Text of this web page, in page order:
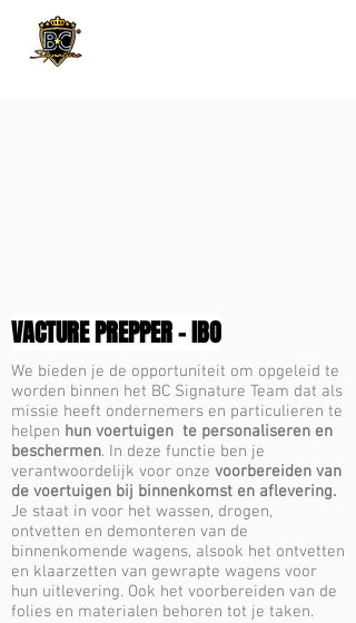
VACTURE PREPPER - IBO
We bieden je de opportuniteit om opgeleid te
worden binnen het BC Signature Team dat als
missie heeft ondernemers en particulieren te
helpen hun voertuigen te personaliseren en
beschermen. In deze functie ben je
verantwoordelijk voor onze voorbereiden van
de voertuigen bij binnenkomst en aflevering.
Je staat in voor het wassen, drogen,
ontvetten en demonteren van de
binnenkomende wagens, alsook het ontvetten
en klaarzetten van gewrapte wagens voor
hun uitlevering. Ook het voorbereiden van de
folies en materialen behoren tot je taken.